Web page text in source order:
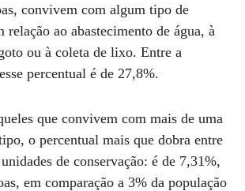
convivem com algum tipo de
relação ao abastecimento de água, à
ou à coleta de lixo. Entre a
percentual é de 27,8%.
que convivem com mais de uma
o percentual mais que dobra entre
de conservação: é de 7,31%,
em comparação a 3% da população